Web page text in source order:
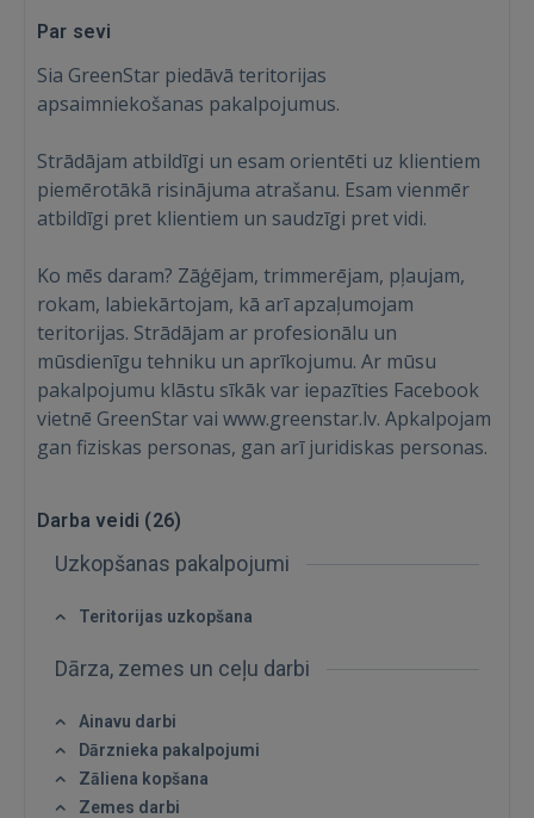
IENĀKT
Aizmirsāt paroli?
Par sevi
Sia GreenStar piedāvā teritorijas
apsaimniekošanas pakalpojumus.
Strādājam atbildīgi un esam orientēti uz klientiem
piemērotākā risinājuma atrašanu. Esam vienmēr
atbildīgi pret klientiem un saudzīgi pret vidi.
Ko mēs daram? Zāģējam, trimmerējam, pļaujam,
rokam, labiekārtojam, kā arī apzaļumojam
teritorijas. Strādājam ar profesionālu un
mūsdienīgu tehniku un aprīkojumu. Ar mūsu
pakalpojumu klāstu sīkāk var iepazīties Facebook
vietnē GreenStar vai www.greenstar.lv. Apkalpojam
gan fiziskas personas, gan arī juridiskas personas.
Darba veidi (26)
Uzkopšanas pakalpojumi
Teritorijas uzkopšana
Dārza, zemes un ceļu darbi
Ainavu darbi
Dārznieka pakalpojumi
Zāliena kopšana
Zemes darbi